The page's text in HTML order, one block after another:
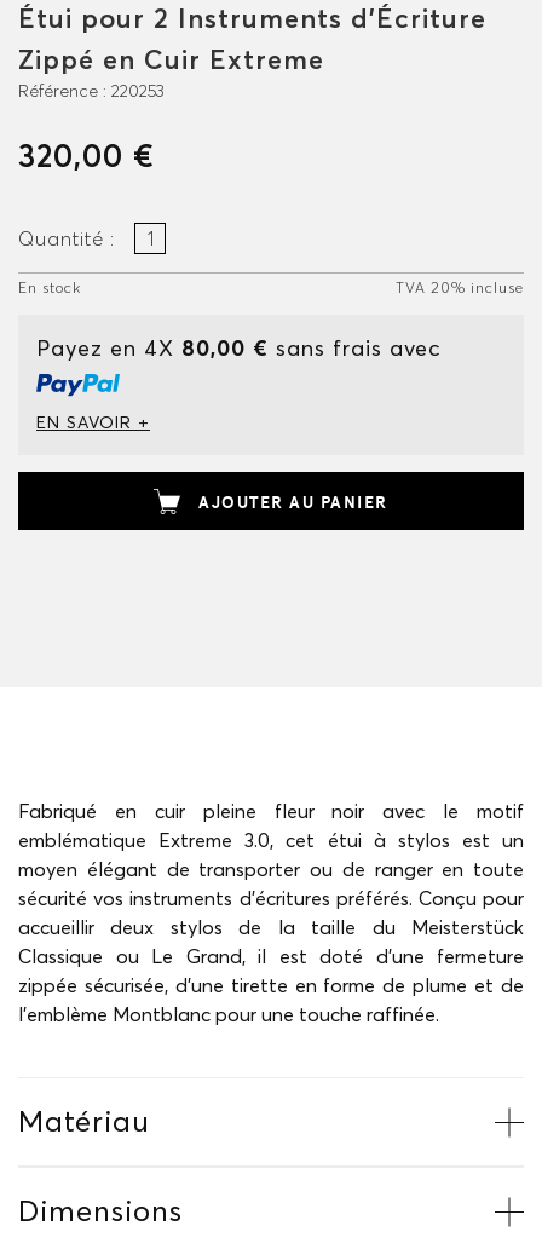
Étui pour 2 Instruments d'Écriture
Zippé en Cuir Extreme
Référence : 220253
320,00 €
Quantité :
En stock TVA 20% incluse
Payez en 4X 80,00 € sans frais avec
EN SAVOIR +
AJOUTER AU PANIER
Fabriqué en cuir pleine fleur noir avec le motif
emblématique Extreme 3.0, cet étui à stylos est un
moyen élégant de transporter ou de ranger en toute
sécurité vos instruments d'écritures préférés. Conçu pour
accueillir deux stylos de la taille du Meisterstück
Classique ou Le Grand, il est doté d'une fermeture
zippée sécurisée, d'une tirette en forme de plume et de
l'emblème Montblanc pour une touche raffinée.
Matériau
Dimensions